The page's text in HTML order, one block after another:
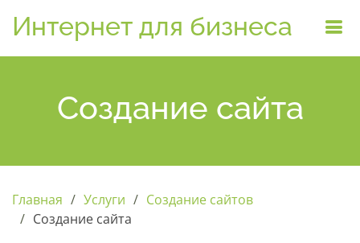
Интернет для бизнеса
Создание сайта
Главная Услуги
Создание сайтов
Создание сайта